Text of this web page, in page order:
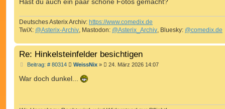
Deutsches Asterix Archiv: https://www.comedix.de
TwiX: @Asterix-Archiv , Mastodon: @Asterix_Archiv , Bluesky: @comedix.de
Re: Hinkelsteinfelder besichtigen
Beitrag: # 80314B
i
WeissNix» 24. März 2026 14:07
War doch dunkel...